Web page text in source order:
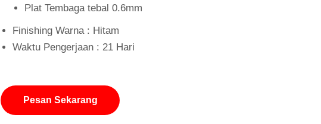
Plat Tembaga tebal 0.6mm
Finishing Warna : Hitam
Waktu Pengerjaan : 21 Hari
Pesan Sekarang